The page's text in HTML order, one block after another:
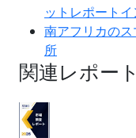
ットレポートイ
南アフリカの
所
関連レポート